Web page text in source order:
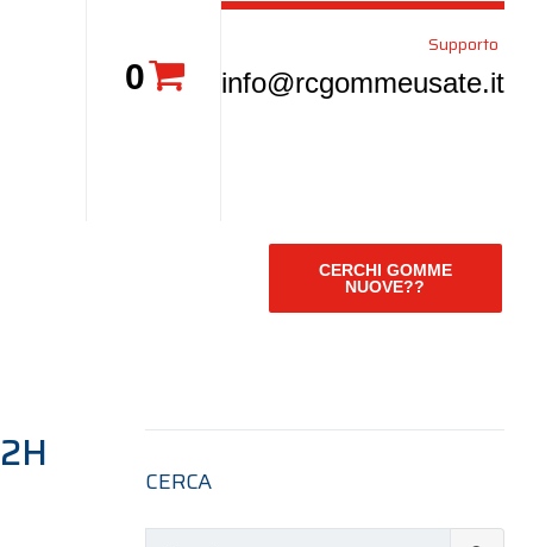
0
Supporto
info@rcgommeusate.it
CERCHI GOMME
NUOVE??
CERCA